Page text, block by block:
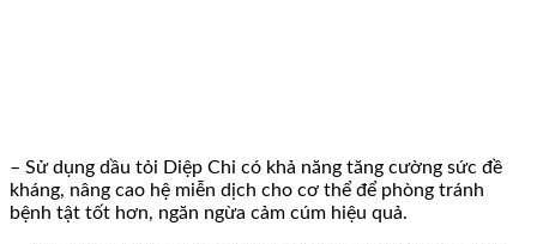
– Sử dụng dầu tỏi Diệp Chi có khả năng tăng cường sức đề
kháng, nâng cao hệ miễn dịch cho cơ thể để phòng tránh
bệnh tật tốt hơn, ngăn ngừa cảm cúm hiệu quả.